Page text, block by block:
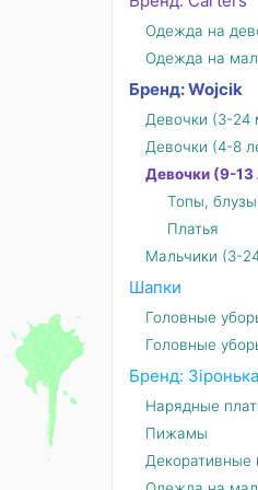
Одежда на
Одежда на
Бренд: Wojcik
Девочки (3-24
Девочки (4-8
Девочки (9-13
Топы, блузы
Платья
Мальчики (3-
Шапки
Головные
Головные
Бренд: Зіронька
Нарядные
Пижамы
Декоративные